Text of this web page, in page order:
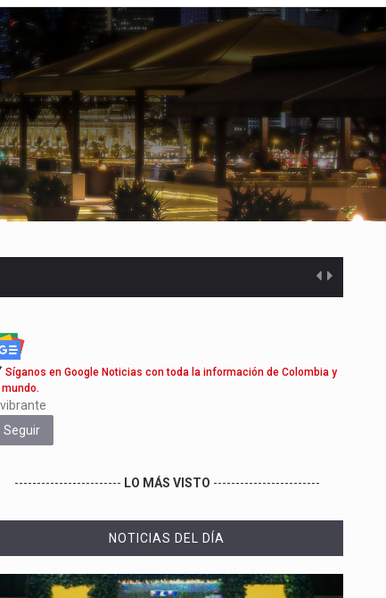
Síganos en Google Noticias con toda la información de Colombia y
Seguir
------------------------ LO MÁS VISTO ------------------------
NOTICIAS DEL DÍA